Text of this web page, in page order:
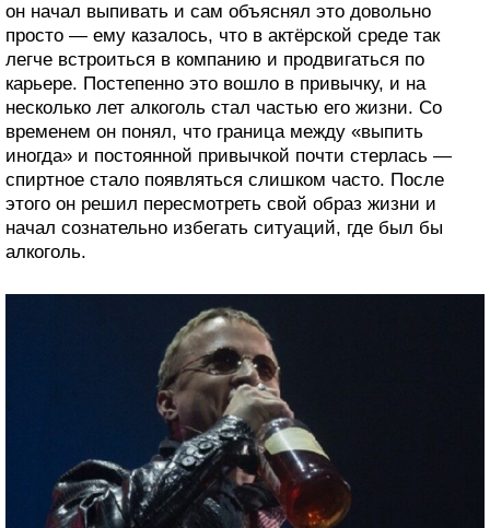
он начал выпивать и сам объяснял это довольно
просто — ему казалось, что в актёрской среде так
легче встроиться в компанию и продвигаться по
карьере. Постепенно это вошло в привычку, и на
несколько лет алкоголь стал частью его жизни. Со
временем он понял, что граница между «выпить
иногда» и постоянной привычкой почти стерлась —
спиртное стало появляться слишком часто. После
этого он решил пересмотреть свой образ жизни и
начал сознательно избегать ситуаций, где был бы
алкоголь.